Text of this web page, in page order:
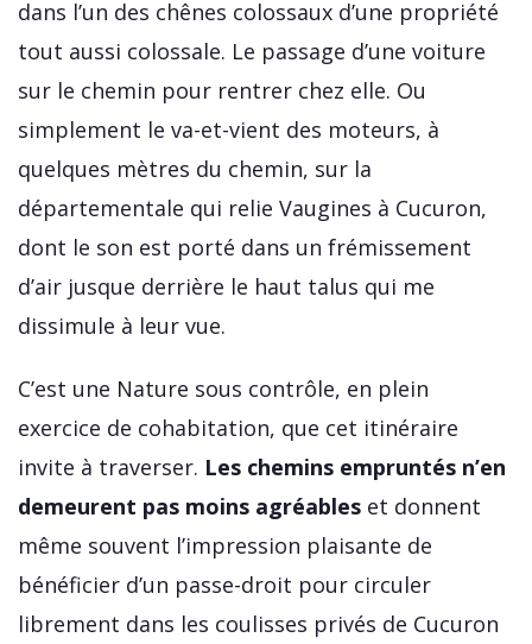
dans l’un des chênes colossaux d’une propriété
tout aussi colossale. Le passage d’une voiture
sur le chemin pour rentrer chez elle. Ou
simplement le va-et-vient des moteurs, à
quelques mètres du chemin, sur la
départementale qui relie Vaugines à Cucuron,
dont le son est porté dans un frémissement
d’air jusque derrière le haut talus qui me
dissimule à leur vue.
C’est une Nature sous contrôle, en plein
exercice de cohabitation, que cet itinéraire
invite à traverser. Les chemins empruntés n’en
demeurent pas moins agréables et donnent
même souvent l’impression plaisante de
bénéficier d’un passe-droit pour circuler
librement dans les coulisses privés de Cucuron